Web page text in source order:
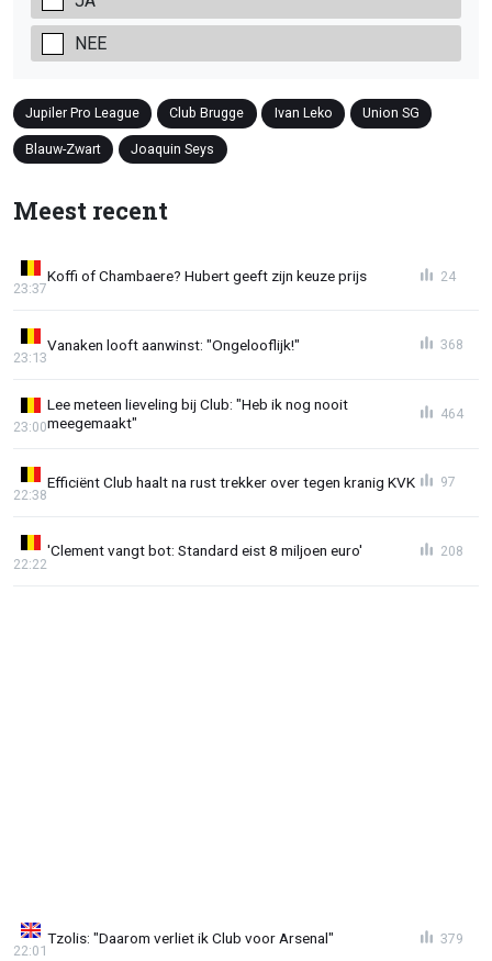
NEE
Jupiler Pro League Club Brugge Ivan Leko Union SG
Blauw-Zwart Joaquin Seys
Meest recent
Koffi of Chambaere? Hubert geeft zijn keuze prijs
23:37
24
Vanaken looft aanwinst: "Ongelooflijk!"
23:13
368
Lee meteen lieveling bij Club: "Heb ik nog nooit
meegemaakt"
23:00
464
Efficiënt Club haalt na rust trekker over tegen kranig KVK
22:38
97
'Clement vangt bot: Standard eist 8 miljoen euro'
22:22
208
Tzolis: "Daarom verliet ik Club voor Arsenal"
22:01
379